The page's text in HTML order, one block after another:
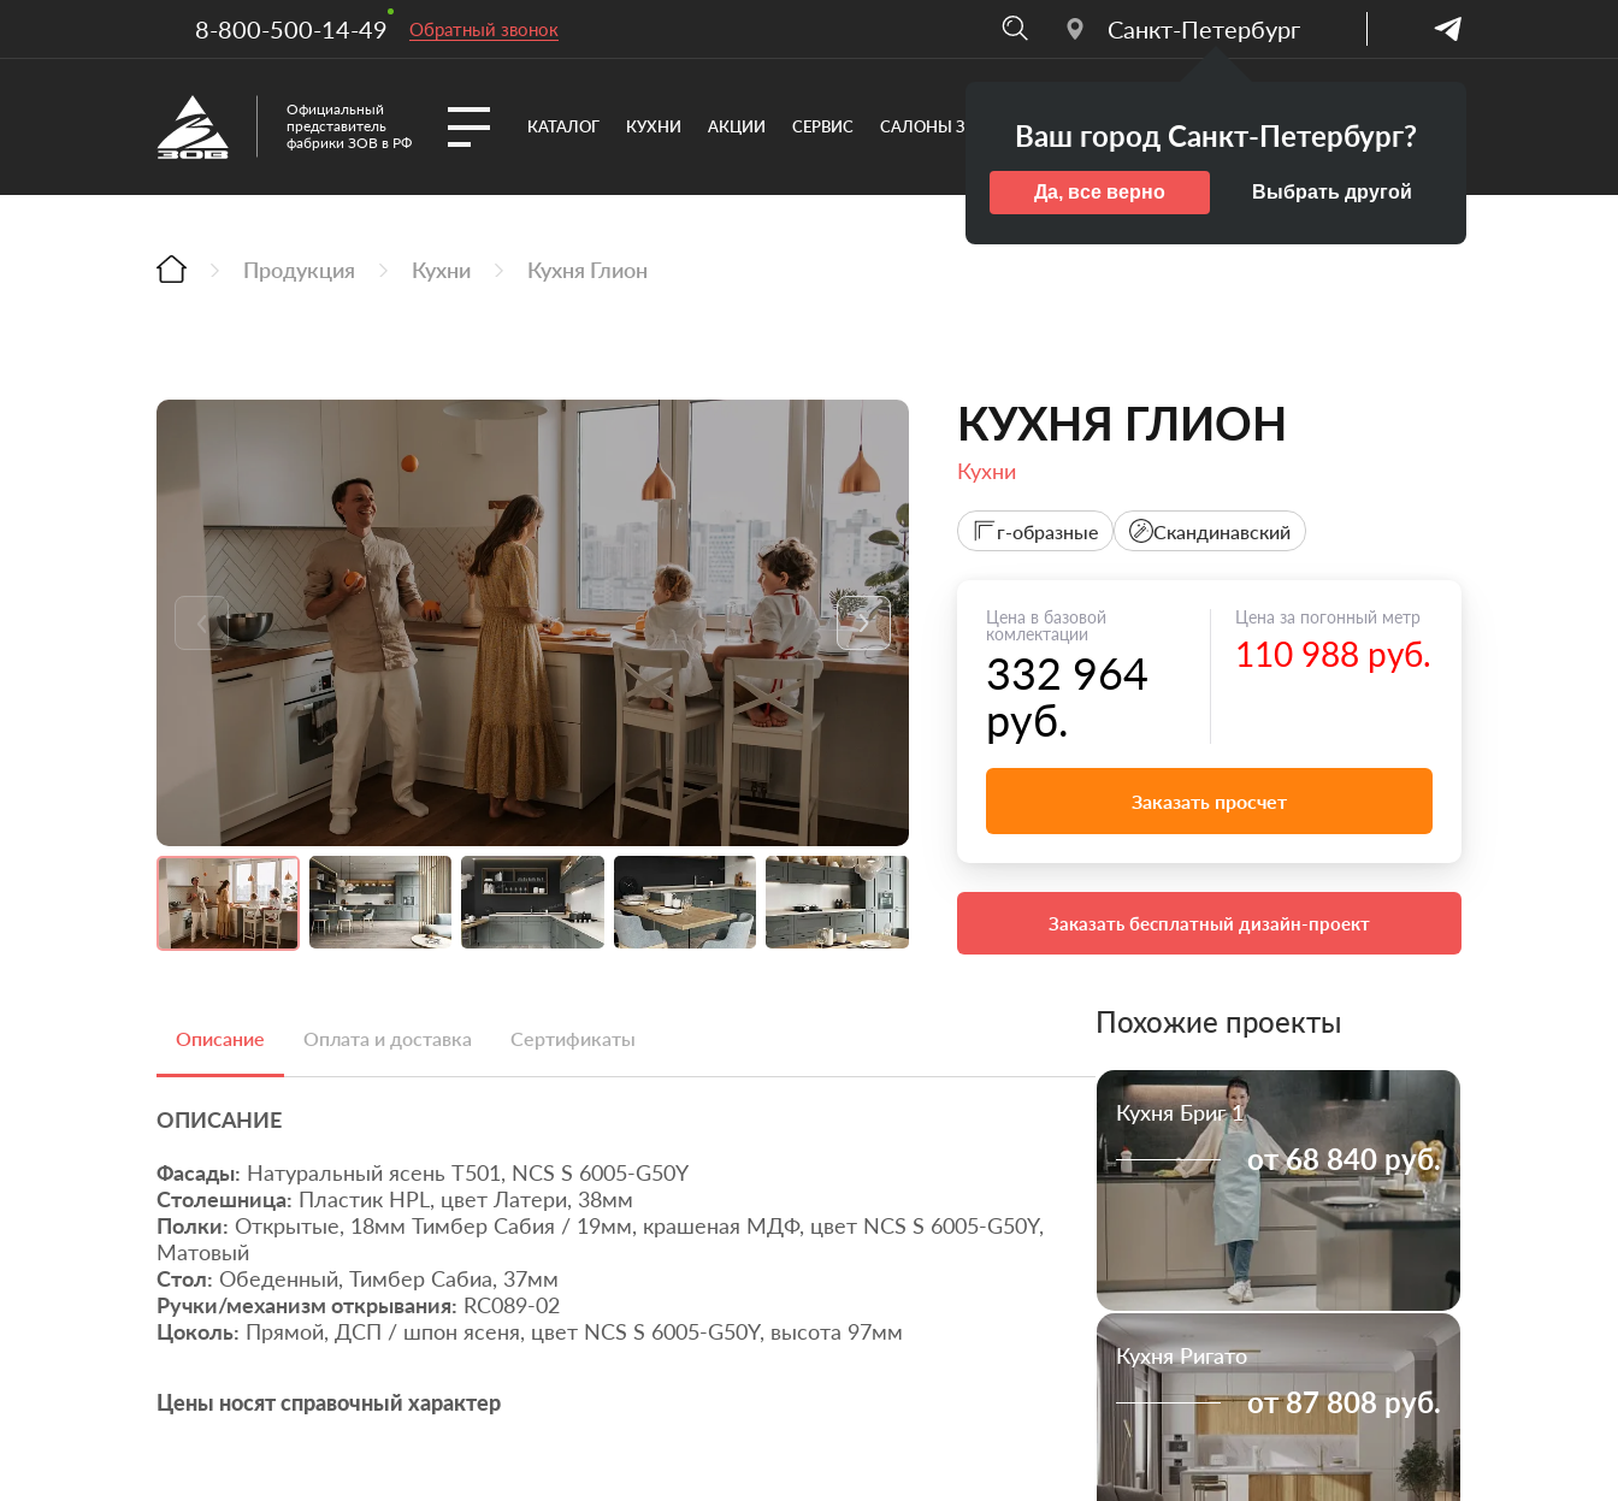
8-800-500-14-49 Обратный звонок Санкт-Петербург
Ваш город Санкт-Петербург?
Да, все верно Выбрать другой
Официальный
представитель
фабрики ЗОВ в РФ
КАТАЛОГ КУХНИ АКЦИИ СЕРВИС САЛОНЫ ЗОВ О КОМПАНИИ
дизайн-проект
Продукция Кухни Кухня Глион
КУХНЯ ГЛИОН
Кухни
г-образные Скандинавский
Цена в базовой
комлектации
332 964
руб.
Цена за погонный метр
110 988 руб.
Заказать просчет
Заказать бесплатный дизайн-проект
Описание Оплата и доставка Сертификаты
ОПИСАНИЕ
Фасады: Натуральный ясень Т501, NCS S 6005-G50Y
Столешница: Пластик HPL, цвет Латери, 38мм
Полки: Открытые, 18мм Тимбер Сабия / 19мм, крашеная МДФ, цвет NCS S 6005-G50Y,
Матовый
Стол: Обеденный, Тимбер Сабиа, 37мм
Ручки/механизм открывания: RC089-02
Цоколь: Прямой, ДСП / шпон ясеня, цвет NCS S 6005-G50Y, высота 97мм
Цены носят справочный характер
Похожие проекты
Кухня Бриг 1
от 68 840 руб.
Кухня Ригато
от 87 808 руб.